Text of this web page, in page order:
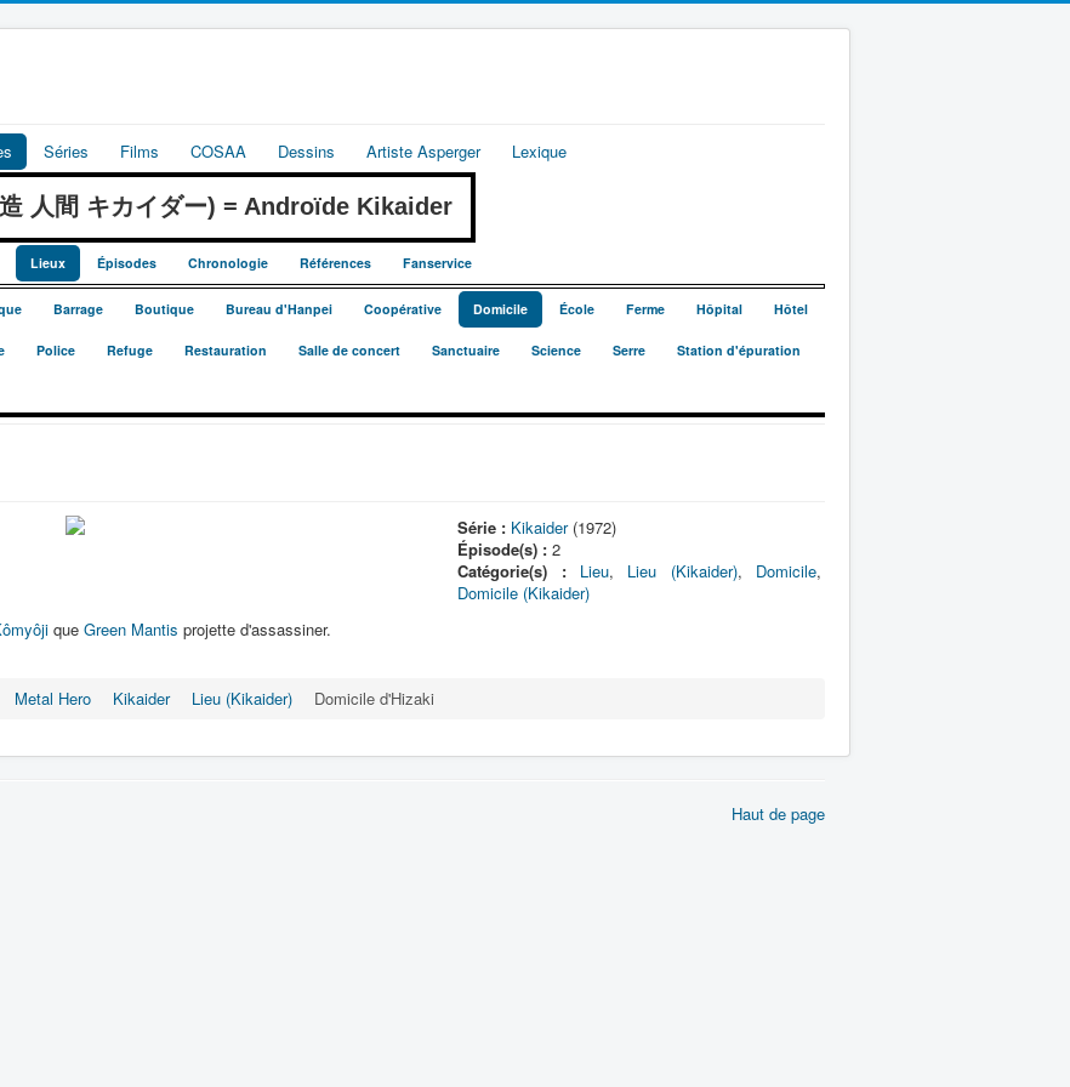
Séries Films COSAA Dessins Artiste Asperger Lexique
人間 キカイダー) = Androïde Kikaider
Lieux Épisodes Chronologie Références Fanservice
Barrage Boutique Bureau d'Hanpei Coopérative Domicile École Ferme Hôpital Hôtel
Police Refuge Restauration Salle de concert Sanctuaire Science Serre Station d'épuration
Série : Kikaider(1972)
Épisode(s) : 2
Catégorie(s) :
Lieu, Lieu (Kikaider), Domicile,
Domicile (Kikaider)
que Green Mantis projette d'assassiner.
Metal Hero Kikaider Lieu (Kikaider) Domicile d'Hizaki
Haut de page